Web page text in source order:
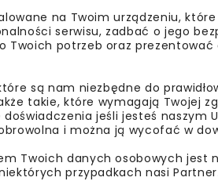
SOŁTYSIKIEM,
SP. Z O.O.
nasza
ROZMOWA
ODDZIAŁ W
w
na
na Twoim urządzeniu,
serwisu, zadbać o jego
Twoich potrzeb oraz
są nam niezbędne do
takie, które wymagają Twojej
jeśli jesteś naszym
i można ją wycofać w
Twoich danych osobowych jest
przypadkach nasi